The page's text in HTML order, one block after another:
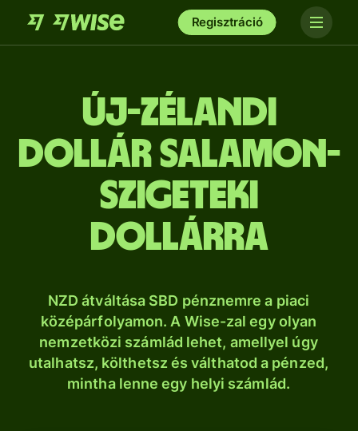
Regisztráció
új-zélandi
dollár salamon-
szigeteki
dollárra
NZD átváltása SBD pénznemre a piaci
középárfolyamon. A Wise-zal egy olyan
nemzetközi számlád lehet, amellyel úgy
utalhatsz, költhetsz és válthatod a pénzed,
mintha lenne egy helyi számlád.